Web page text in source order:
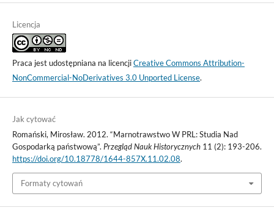
Licencja
Praca jest udostępniana na licencjiCreative Commons Attribution-
NonCommercial-NoDerivatives 3.0 Unported License.
Jak cytować
Romański, Mirosław. 2012. “Marnotrawstwo W PRL: Studia Nad
Gospodarką państwową”. Przegląd Nauk Historycznych11 (2): 193-206.
https://doi.org/10.18778/1644-857X.11.02.08.
Formaty cytowań